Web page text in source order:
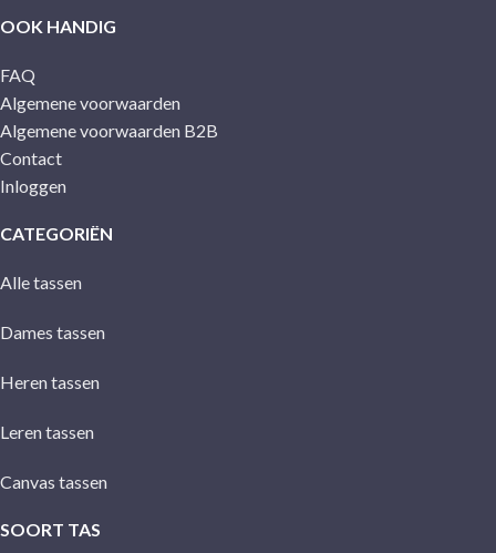
OOK HANDIG
FAQ
Algemene voorwaarden
Algemene voorwaarden B2B
Contact
Inloggen
CATEGORIËN
Alle tassen
Dames tassen
Heren tassen
Leren tassen
Canvas tassen
SOORT TAS